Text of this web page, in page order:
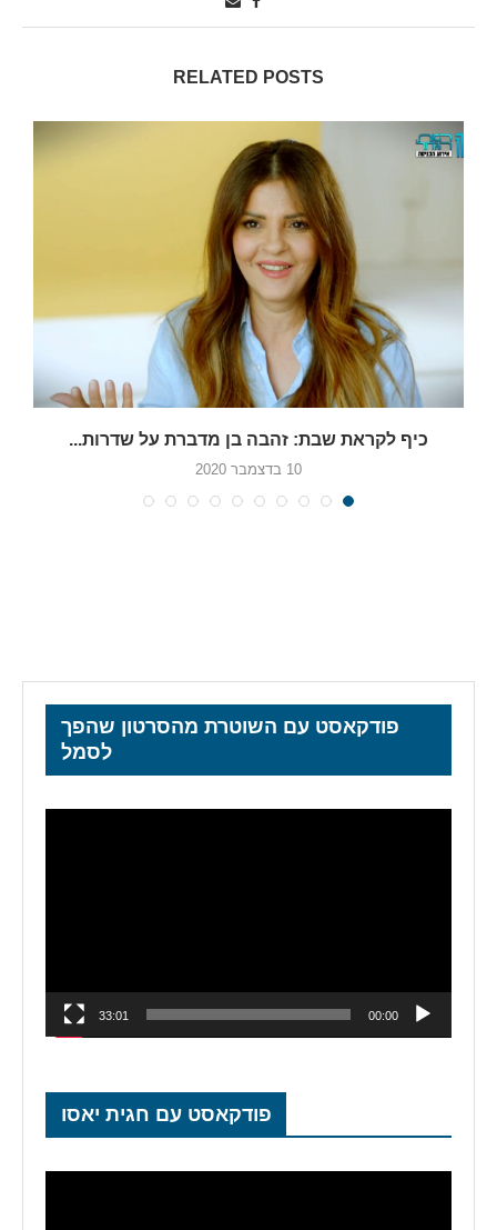
RELATED POSTS
כיף לקראת שבת: זהבה בן מדברת על שדרות...
10 בדצמבר 2020
פודקאסט עם השוטרת מהסרטון שהפך
לסמל
00:00
33:01
פודקאסט עם חגית יאסו